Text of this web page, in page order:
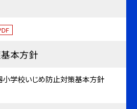
本方針
学校いじめ防止対策基本方針